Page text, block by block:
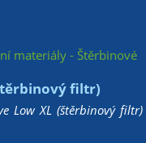
materiály - Štěrbinové
filtr)
Low XL (štěrbinový filtr)